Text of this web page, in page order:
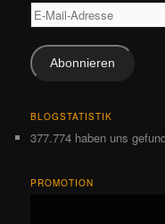
E-
Mail-
Adresse
Abonnieren
BLOGSTATISTIK
377.774 haben uns
PROMOTION